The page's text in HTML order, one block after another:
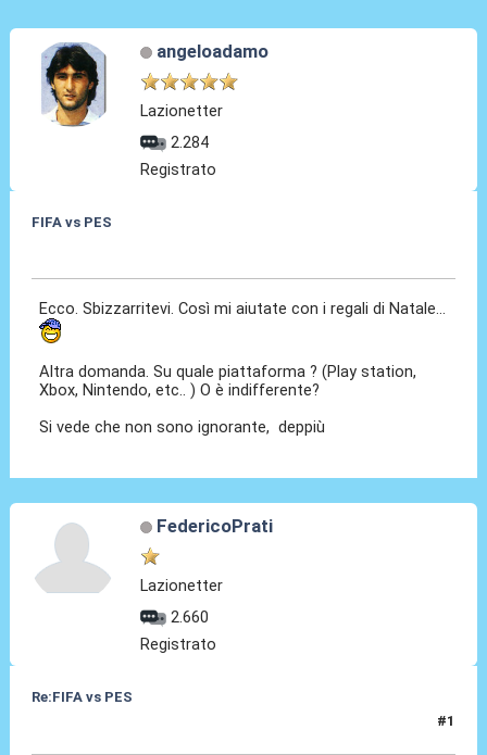
angeloadamo
Lazionetter
2.284
Registrato
FIFA vs PES
Ecco. Sbizzarritevi. Così mi aiutate con i regali di Natale...
Altra domanda. Su quale piattaforma ? (Play station,
Xbox, Nintendo, etc.. ) O è indifferente?
Si vede che non sono ignorante, deppiù
FedericoPrati
Lazionetter
2.660
Registrato
Re:FIFA vs PES
#1